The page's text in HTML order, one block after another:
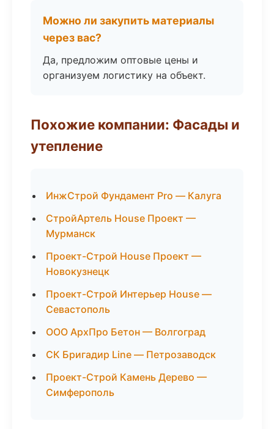
Можно ли закупить материалы
через вас?
Да, предложим оптовые цены и
организуем логистику на объект.
Похожие компании: Фасады и
утепление
ИнжСтрой Фундамент Pro — Калуга
СтройАртель House Проект —
Мурманск
Проект-Строй House Проект —
Новокузнецк
Проект-Строй Интерьер House —
Севастополь
ООО АрхПро Бетон — Волгоград
СК Бригадир Line — Петрозаводск
Проект-Строй Камень Дерево —
Симферополь